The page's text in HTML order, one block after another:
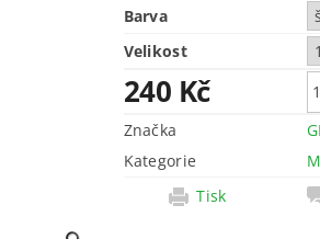
Barva
Velikost
240 Kč
Značka
Kategorie
Tisk